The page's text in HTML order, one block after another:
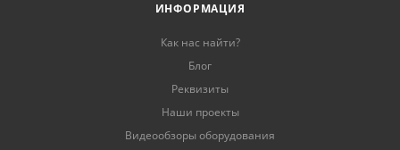
ИНФОРМАЦИЯ
Как нас найти?
Блог
Реквизиты
Наши проекты
Видеообзоры оборудования